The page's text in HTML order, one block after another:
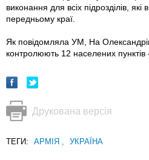
виконання для всіх підрозділів,
передньому краї.
Як повідомляла УМ, На
контролюють 12 населених пунктів
Друкована версія
ТЕГИ: АРМІЯ , УКРАЇНА